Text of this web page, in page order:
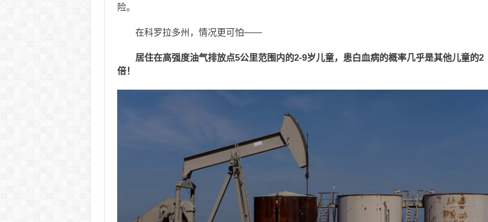
险。
在科罗拉多州，情况更可怕——
居住在高强度油气排放点5公里范围内的2-9岁儿童，患白血病的概率几乎是其他儿童的2
倍！